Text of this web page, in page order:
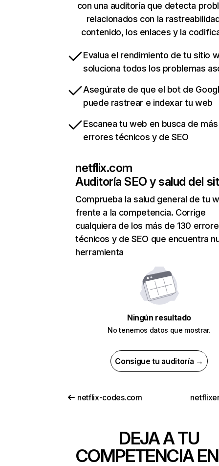
con una auditoría que detecta
relacionados con la
contenido, los enlaces y la
Evalua el rendimiento de tu sitio
soluciona todos los problemas
Asegúrate de que el bot de
puede rastrear e indexar tu web
Escanea tu web en busca de
errores técnicos y de SEO
netflix.com
Auditoría SEO y salud del
Comprueba la salud general de tu
frente a la competencia. Corrige
cualquiera de los más de 130
técnicos y de SEO que encuentra
herramienta
Ningún resultado
No tenemos datos que mostrar.
Consigue tu auditoría →
netflix-codes.com
DEJA A TU
COMPETENCIA